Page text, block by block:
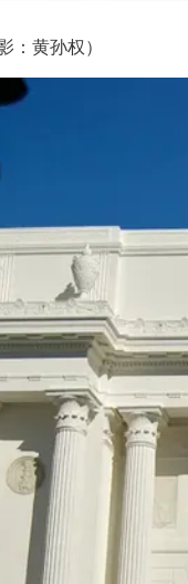
：黄孙权）